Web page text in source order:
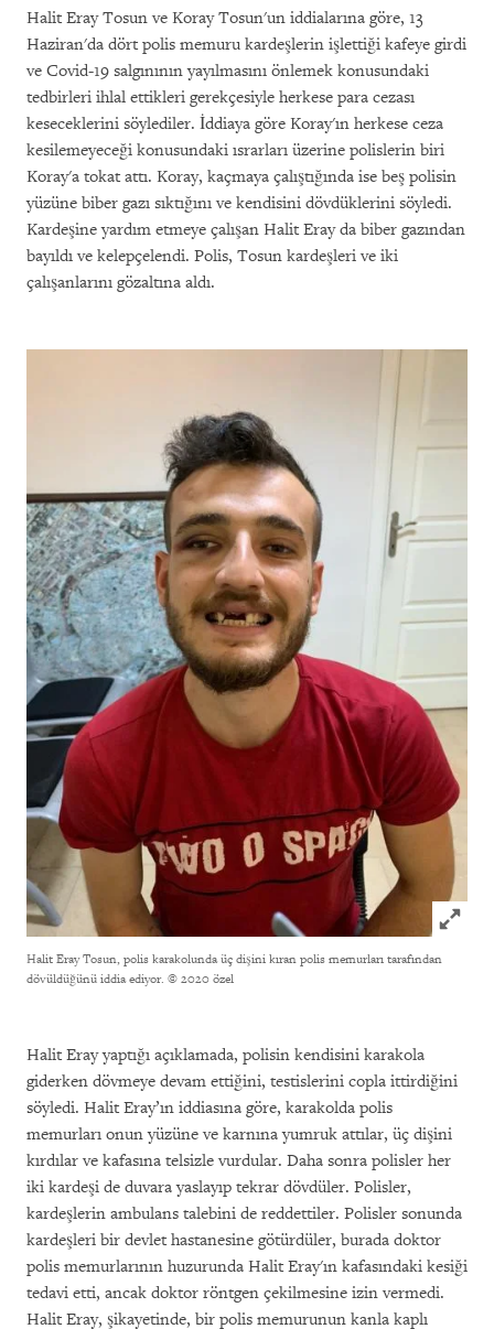
Halit Eray Tosun ve Koray Tosun'un iddialarına göre, 13
Haziran'da dört polis memuru kardeşlerin işlettiği kafeye girdi
ve Covid-19 salgınının yayılmasını önlemek konusundaki
tedbirleri ihlal ettikleri gerekçesiyle herkese para cezası
keseceklerini söylediler. İddiaya göre Koray'ın herkese ceza
kesilemeyeceği konusundaki ısrarları üzerine polislerin biri
Koray'a tokat attı. Koray, kaçmaya çalıştığında ise beş polisin
yüzüne biber gazı sıktığını ve kendisini dövdüklerini söyledi.
Kardeşine yardım etmeye çalışan Halit Eray da biber gazından
bayıldı ve kelepçelendi. Polis, Tosun kardeşleri ve iki
çalışanlarını gözaltına aldı.
Click
Halit Eray Tosun, polis karakolunda üç dişini kıran polis memurları tarafından
dövüldüğünü iddia ediyor. © 2020 özel
Halit Eray yaptığı açıklamada, polisin kendisini karakola
giderken dövmeye devam ettiğini, testislerini copla ittirdiğini
söyledi. Halit Eray’ın iddiasına göre, karakolda polis
memurları onun yüzüne ve karnına yumruk attılar, üç dişini
kırdılar ve kafasına telsizle vurdular. Daha sonra polisler her
iki kardeşi de duvara yaslayıp tekrar dövdüler. Polisler,
kardeşlerin ambulans talebini de reddettiler. Polisler sonunda
kardeşleri bir devlet hastanesine götürdüler, burada doktor
polis memurlarının huzurunda Halit Eray'ın kafasındaki kesiği
tedavi etti, ancak doktor röntgen çekilmesine izin vermedi.
Halit Eray, şikayetinde, bir polis memurunun kanla kaplı